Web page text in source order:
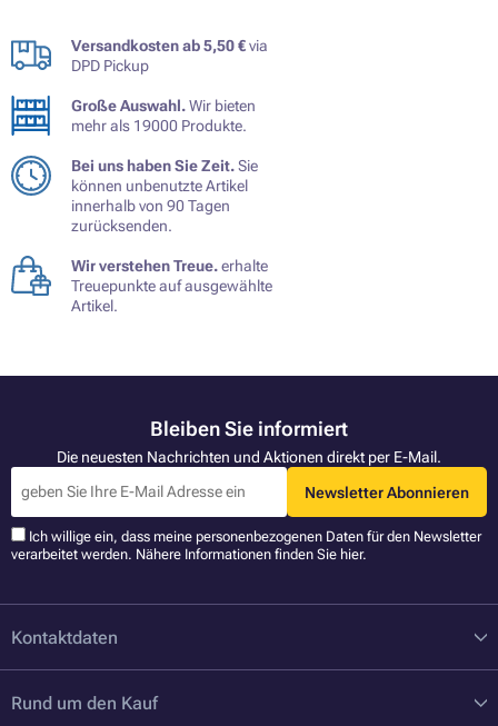
Versandkosten ab 5,50 €via
DPD Pickup
Große Auswahl.Wir bieten
mehr als 19000 Produkte.
Bei uns haben Sie Zeit.Sie
können unbenutzte Artikel
innerhalb von 90 Tagen
zurücksenden.
Wir verstehen Treue.erhalte
Treuepunkte auf ausgewählte
Artikel.
Bleiben Sie informiert
Die neuesten Nachrichten und Aktionen direkt per E-Mail.
Newsletter Abonnieren
Ich willige ein, dass meine personenbezogenen Daten für den Newsletter
verarbeitet werden. Nähere Informationen finden Sie hier.
Kontaktdaten
Rund um den Kauf